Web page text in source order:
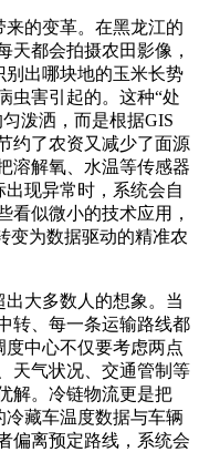
的变革。在黑龙江的
天都会拍摄农田影像，
别出哪块地的玉米长势
虫害引起的。这种“处
泼洒，而是根据GIS
约了农资又减少了面源
溶解氧、水温等传感器
现异常时，系统会自
看似微小的技术应用，
变为数据驱动的精准农
大多数人的想象。当
转、每一条运输路线都
中心不仅要考虑两点
天气状况、交通管制等
解。冷链物流更是把
藏车温度数据与车辆
偏离预定路线，系统会